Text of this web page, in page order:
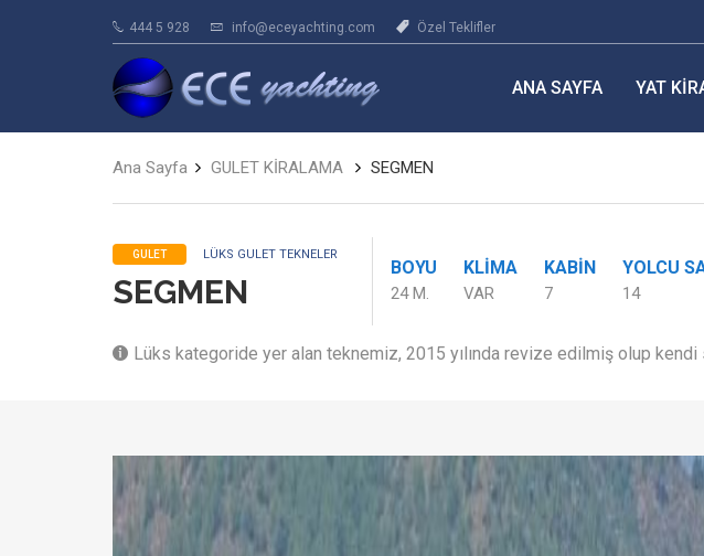
444 5 928 info@eceyachting.com Özel Teklifler
ANA SAYFA YAT
Ana Sayfa GULET KİRALAMA SEGMEN
GULET LÜKS GULET TEKNELER
SEGMEN
BOYU
24 M.
KLIMA
VAR
KABIN
7
YOLCU
14
Lüks kategoride yer alan teknemiz, 2015 yılında revize edilmiş olup kendi